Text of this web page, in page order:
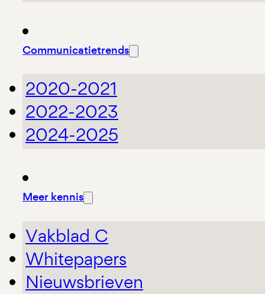
Communicatietrends
2020-2021
2022-2023
2024-2025
Meer kennis
Vakblad C
Whitepapers
Nieuwsbrieven